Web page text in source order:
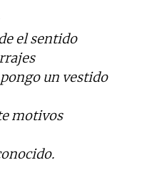
el sentido
un vestido
motivos